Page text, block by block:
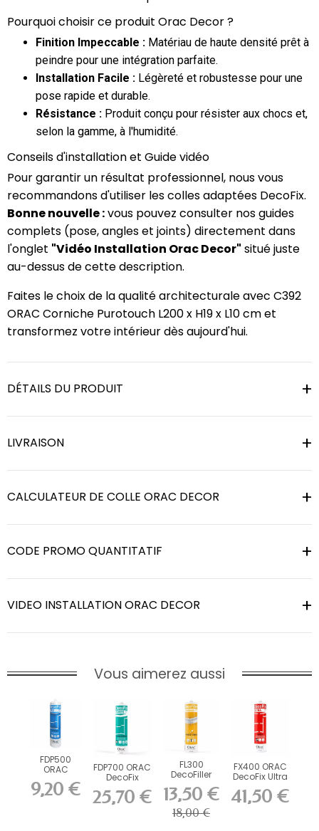
Pourquoi choisir ce produit Orac Decor ?
Finition Impeccable : Matériau de haute densité prêt à
peindre pour une intégration parfaite.
Installation Facile : Légèreté et robustesse pour une
pose rapide et durable.
Résistance : Produit conçu pour résister aux chocs et,
selon la gamme, à l'humidité.
Conseils d'installation et Guide vidéo
Pour garantir un résultat professionnel, nous vous
recommandons d'utiliser les colles adaptées DecoFix.
Bonne nouvelle :vous pouvez consulter nos guides
complets (pose, angles et joints) directement dans
l'onglet "Vidéo Installation Orac Decor" situé juste
au-dessus de cette description.
Faites le choix de la qualité architecturale avec C392
ORAC Corniche Purotouch L200 x H19 x L10 cm et
transformez votre intérieur dès aujourd'hui.
DÉTAILS DU PRODUIT
LIVRAISON
CALCULATEUR DE COLLE ORAC DECOR
CODE PROMO QUANTITATIF
VIDEO INSTALLATION ORAC DECOR
Vous aimerez aussi
FDP500
ORAC
DecoFix Pro
310 ml
9,20 €
FDP700 ORAC
DecoFix
Power 290 ml
25,70 €
FL300
DecoFiller
13,50 €
18,00 €
FX400 ORAC
DecoFix Ultra
270 ml
41,50 €